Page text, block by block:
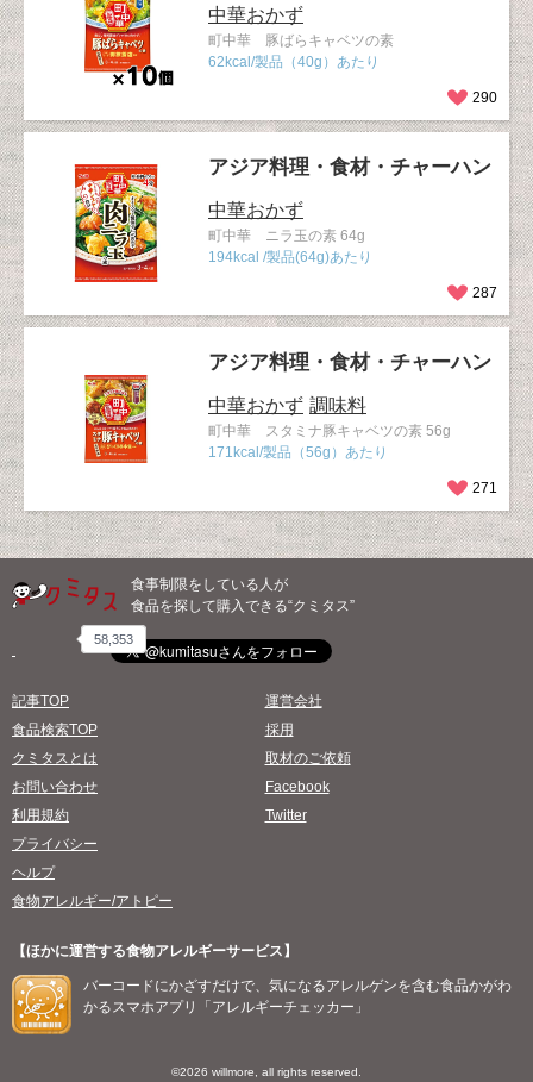
中華おかず
町中華 豚ばらキャベツの素
62kcal/製品（40g）あたり
290
アジア料理・食材・チャーハン
中華おかず
町中華 ニラ玉の素 64g
194kcal /製品(64g)あたり
287
アジア料理・食材・チャーハン
中華おかず 調味料
町中華 スタミナ豚キャベツの素 56g
171kcal/製品（56g）あたり
271
食事制限をしている人が
食品を探して購入できる“クミタス”
58,353
©2026 willmore, all rights reserved.
記事TOP
食品検索TOP
クミタスとは
お問い合わせ
利用規約
プライバシー
ヘルプ
食物アレルギー/アトピー
運営会社
採用
取材のご依頼
Facebook
Twitter
【ほかに運営する食物アレルギーサービス】
バーコードにかざすだけで、気になるアレルゲンを含む食品かがわ
かるスマホアプリ「アレルギーチェッカー」